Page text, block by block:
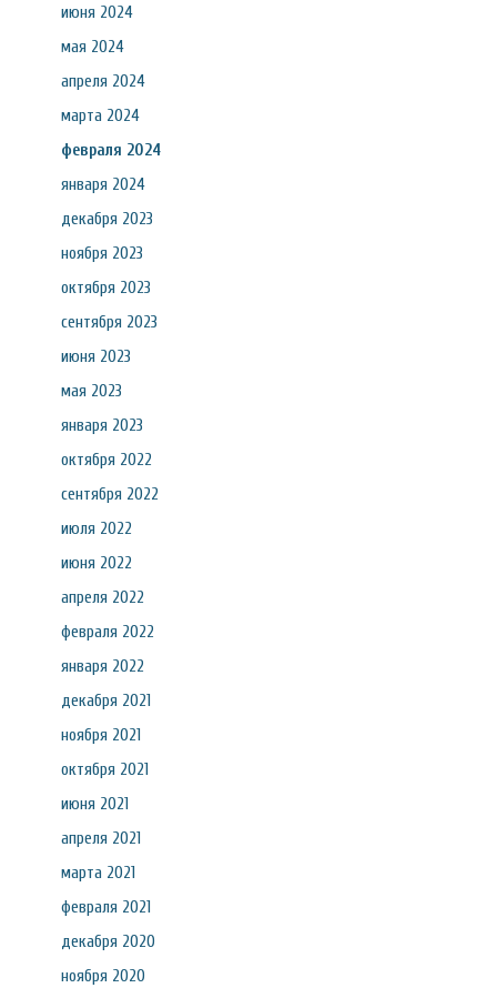
июня 2024
мая 2024
апреля 2024
марта 2024
февраля 2024
января 2024
декабря 2023
ноября 2023
октября 2023
сентября 2023
июня 2023
мая 2023
января 2023
октября 2022
сентября 2022
июля 2022
июня 2022
апреля 2022
февраля 2022
января 2022
декабря 2021
ноября 2021
октября 2021
июня 2021
апреля 2021
марта 2021
февраля 2021
декабря 2020
ноября 2020